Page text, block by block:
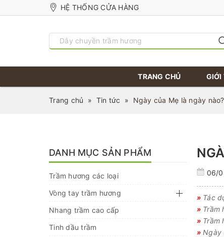
HỆ THỐNG CỬA HÀNG
TRANG CHỦ GIỚI
Trang chủ » Tin tức » Ngày của Mẹ là ngày
06/
»Tác
»Trầm
»Trầm
»Ngày
DANH MỤC SẢN PHẨM
Trầm hương các loại
Vòng tay trầm hương
Nhang trầm cao cấp
Tinh dầu trầm